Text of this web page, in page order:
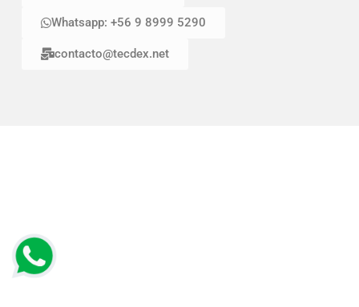
Whatsapp: +56 9 8999 5290
contacto@tecdex.net